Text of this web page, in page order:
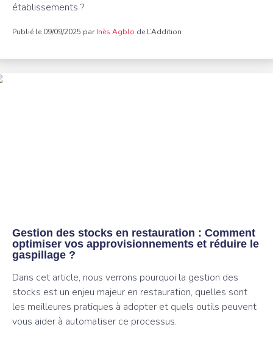
établissements ?
Publié le 09/09/2025 parInès Agblo de L’Addition
Gestion des stocks en restauration : Comment
optimiser vos approvisionnements et réduire le
gaspillage ?
Dans cet article, nous verrons pourquoi la gestion des
stocks est un enjeu majeur en restauration, quelles sont
les meilleures pratiques à adopter et quels outils peuvent
vous aider à automatiser ce processus.